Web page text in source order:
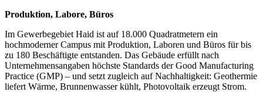
Produktion, Labore, Büros
Im Gewerbegebiet Haid ist auf 18.000 Quadratmetern ein
hochmoderner Campus mit Produktion, Laboren und Büros für bis
zu 180 Beschäftigte entstanden. Das Gebäude erfüllt nach
Unternehmensangaben höchste Standards der Good Manufacturing
Practice (GMP) – und setzt zugleich auf Nachhaltigkeit: Geothermie
liefert Wärme, Brunnenwasser kühlt, Photovoltaik erzeugt Strom.